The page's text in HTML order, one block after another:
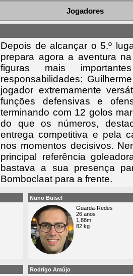
Jogadores
Depois de alcançar o 5.º
prepara agora a aventura
figuras mais
responsabilidades:
jogador extremamente
funções defensivas e
terminando com 12 golos
do que os números,
entrega competitiva e pela
nos momentos decisivos.
principal referência
bastava a sua presença
Bomboclaat para a frente.
Nuno Buisel
Guarda-Redes
26 anos
1,88m
82 kg
Rodrigo Araújo